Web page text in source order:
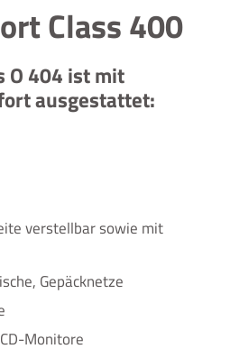
Class 400
O 404 ist mit
ausgestattet:
verstellbar sowie mit
Gepäcknetze
Monitore